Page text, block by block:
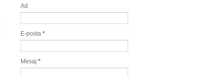
Ad
E-posta *
Mesaj *